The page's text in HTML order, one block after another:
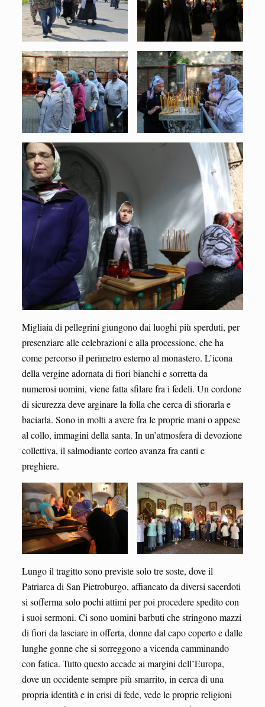
Migliaia di pellegrini giungono dai luoghi più sperduti, per
presenziare alle celebrazioni e alla processione, che ha
come percorso il perimetro esterno al monastero. L’icona
della vergine adornata di fiori bianchi e sorretta da
numerosi uomini, viene fatta sfilare fra i fedeli. Un cordone
di sicurezza deve arginare la folla che cerca di sfiorarla e
baciarla. Sono in molti a avere fra le proprie mani o appese
al collo, immagini della santa. In un’atmosfera di devozione
collettiva, il salmodiante corteo avanza fra canti e
preghiere.
Lungo il tragitto sono previste solo tre soste, dove il
Patriarca di San Pietroburgo, affiancato da diversi sacerdoti
si sofferma solo pochi attimi per poi procedere spedito con
i suoi sermoni. Ci sono uomini barbuti che stringono mazzi
di fiori da lasciare in offerta, donne dal capo coperto e dalle
lunghe gonne che si sorreggono a vicenda camminando
con fatica. Tutto questo accade ai margini dell’Europa,
dove un occidente sempre più smarrito, in cerca di una
propria identità e in crisi di fede, vede le proprie religioni